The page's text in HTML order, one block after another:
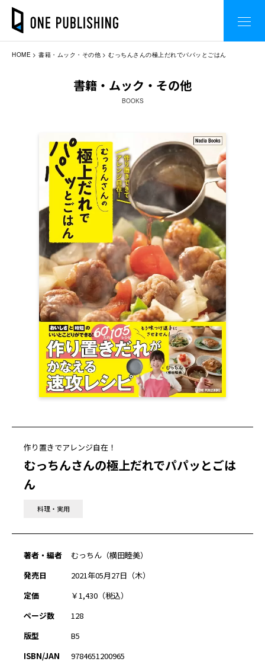
HOME 書籍・ムック・その他 むっちんさんの極上だれでパパッとごはん
書籍・ムック・その他
BOOKS
作り置きでアレンジ自在！
むっちんさんの極上だれでパパッとごは
ん
料理・実用
著者・編者
むっちん（横田睦美）
発売日
2021年05月27日（木）
定価
￥1,430（税込）
ページ数
128
版型
B5
ISBN/JAN
9784651200965